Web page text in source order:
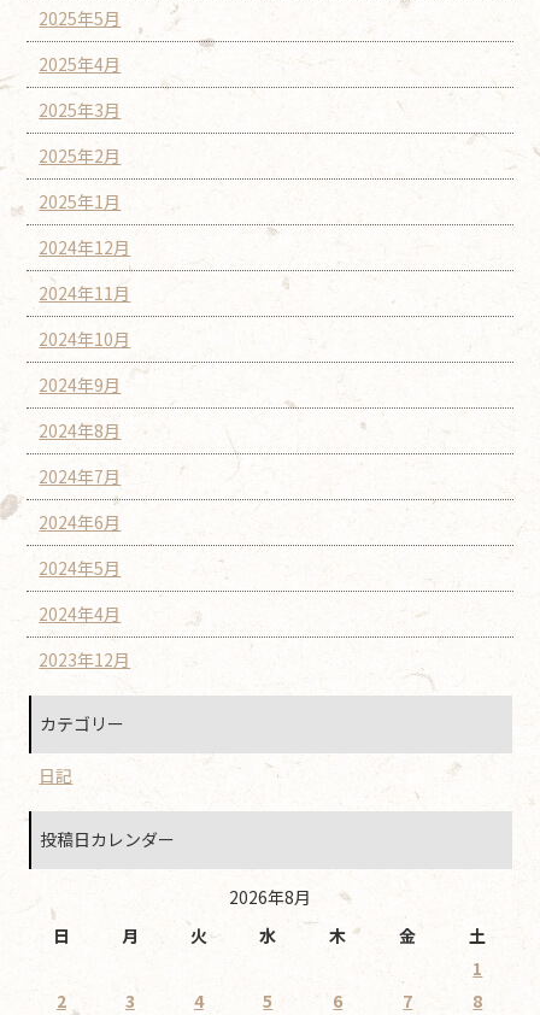
2025年5月
2025年4月
2025年3月
2025年2月
2025年1月
2024年12月
2024年11月
2024年10月
2024年9月
2024年8月
2024年7月
2024年6月
2024年5月
2024年4月
2023年12月
カテゴリー
日記
投稿日カレンダー
2026年8月
日
月 火 水 木 金
土
1
2
3 4 5 6 7 8